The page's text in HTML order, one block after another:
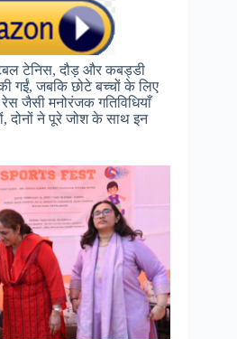
टेनिस, दौड़ और कबड्डी
गईं, जबकि छोटे बच्चों के लिए
जैसी मनोरंजक गतिविधियाँ
ने पूरे जोश के साथ इन